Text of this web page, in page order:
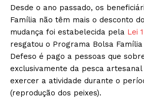
Desde o ano passado, os
Família não têm mais o desconto
mudança foi estabelecida pela Lei
resgatou o Programa Bolsa Família
Defeso é pago a pessoas que
exclusivamente da pesca
exercer a atividade durante o
(reprodução dos peixes).